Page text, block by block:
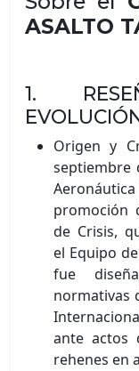
ASALTO
1.
Origen y
septiembre
promoción
de Crisis,
el Equipo
fue
normativas
ante actos
rehenes en